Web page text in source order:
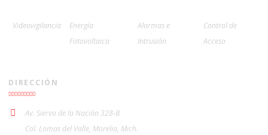
Videovigilancia
Energía
Fotovoltaica
Alarmas e
Intrusión
Control de
Acceso
DIRECCIÓN
Av. Siervo de la Nación 328-B
Col. Lomas del Valle, Morelia, Mich.